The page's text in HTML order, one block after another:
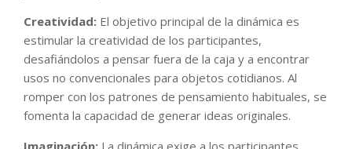
Creatividad: El objetivo principal de la dinámica es
estimular la creatividad de los participantes,
desafiándolos a pensar fuera de la caja y a encontrar
usos no convencionales para objetos cotidianos. Al
romper con los patrones de pensamiento habituales, se
fomenta la capacidad de generar ideas originales.